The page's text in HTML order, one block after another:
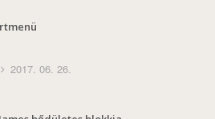
2017. 06. 26.